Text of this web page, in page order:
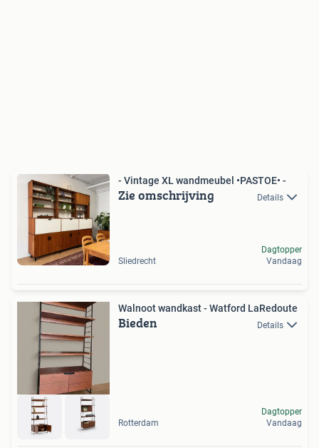
- Vintage XL wandmeubel •PASTOE• -
Zie omschrijving Details
Sliedrecht
Dagtopper
Vandaag
Walnoot wandkast - Watford LaRedoute
Bieden Details
Rotterdam
Dagtopper
Vandaag